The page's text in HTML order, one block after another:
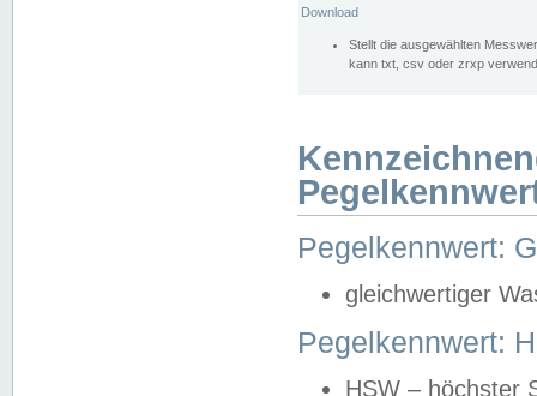
Download
Stellt die ausgewählten
kann txt, csv oder zrxp
Pegelkennwert:
gleichwertiger
Pegelkennwert:
HSW – höchster